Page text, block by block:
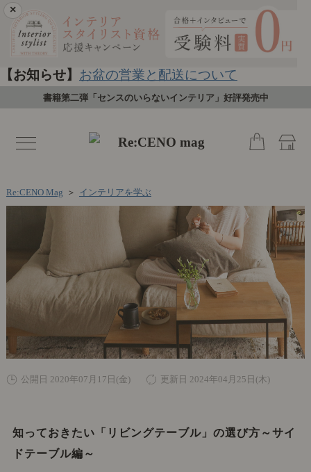
×
【お知らせ】 お盆の営業と配送について
書籍第二弾「センスのいらないインテリア」好評発売中
toggle
navigation
Re:CENO Mag ＞ インテリアを学ぶ
公開日 2020年07月17日(金) 更新日 2024年04月25日(木)
知っておきたい「リビングテーブル」の選び方～サイ
ドテーブル編～